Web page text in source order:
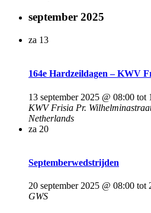
september 2025
za 13
164e Hardzeildagen – KWV
13 september 2025 @ 08:00 tot
KWV Frisia Pr.
Netherlands
za 20
Septemberwedstrijden
20 september 2025 @ 08:00 tot
GWS